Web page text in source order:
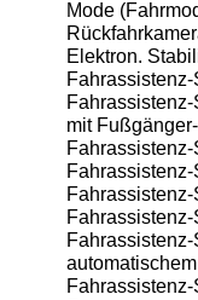
Mode
Elektron.
mit